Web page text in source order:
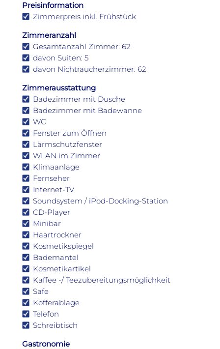
Preisinformation
Zimmerpreis inkl. Frühstück
Zimmeranzahl
Gesamtanzahl Zimmer: 62
davon Suiten: 5
davon Nichtraucherzimmer: 62
Zimmerausstattung
Badezimmer mit Dusche
Badezimmer mit Badewanne
WC
Fenster zum Öffnen
Lärmschutzfenster
WLAN im Zimmer
Klimaanlage
Fernseher
Internet-TV
Soundsystem / iPod-Docking-Station
CD-Player
Minibar
Haartrockner
Kosmetikspiegel
Bademantel
Kosmetikartikel
Kaffee -/ Teezubereitungsmöglichkeit
Safe
Kofferablage
Telefon
Schreibtisch
Gastronomie